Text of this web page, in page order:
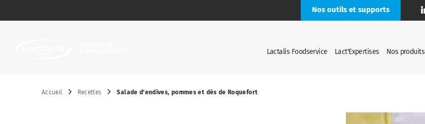
Nos outils et supports
Lactalis Foodservice Lact'Expertises Nos produits
Accueil Recettes Salade d’endives, pommes et dés de Roquefort